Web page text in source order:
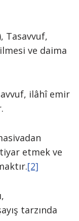
Tasavvuf,
ve daima
ilâhî emir
etmek ve
[2]
tarzında